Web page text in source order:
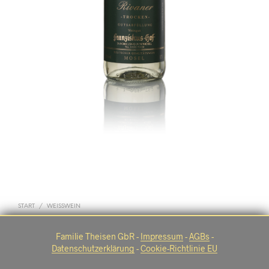
START / WEISSWEIN
2023er Rivaner trocken
Familie Theisen GbR - Impressum -AGBs -
Datenschutzerklärung -Cookie-Richtlinie EU